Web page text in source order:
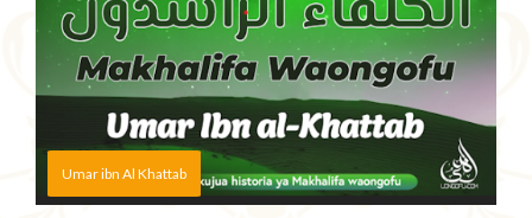
Umar ibn Al Khattab